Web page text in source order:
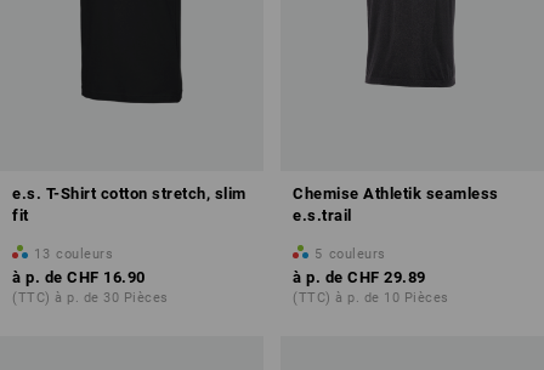
e.s. T-Shirt cotton stretch, slim
fit
13 couleurs
à p. de CHF 16.90
(TTC) à p. de 30 Pièces
Chemise Athletik seamless
e.s.trail
5 couleurs
à p. de CHF 29.89
(TTC) à p. de 10 Pièces